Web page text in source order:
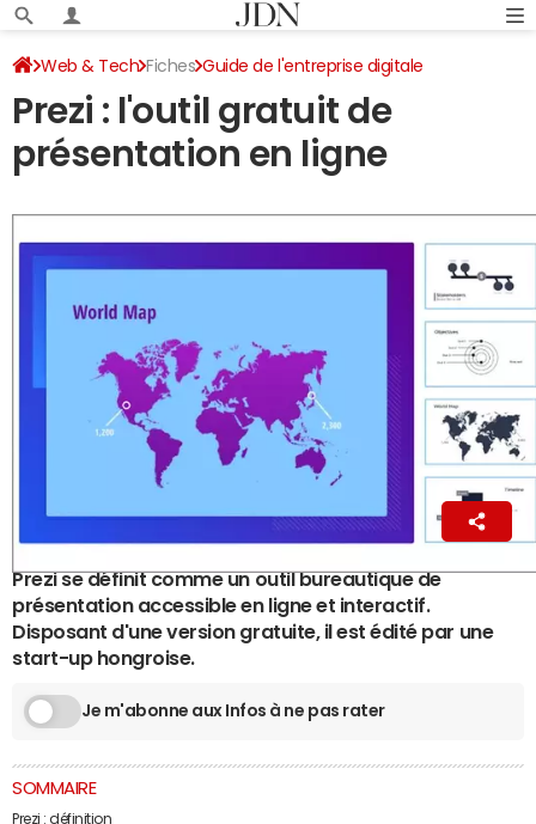
Web & Tech Fiches Guide de l'entreprise digitale
Suites et outils collaboratifs
Prezi : l'outil gratuit de
présentation en ligne
La Rédaction
Prezi se définit comme un outil bureautique de
présentation accessible en ligne et interactif.
Disposant d'une version gratuite, il est édité par une
start-up hongroise.
Je m'abonne aux Infos à ne pas rater
SOMMAIRE
Prezi : définition